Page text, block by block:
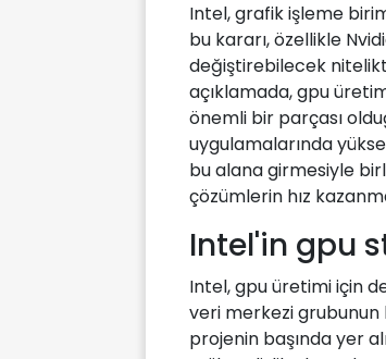
Intel, grafik işleme
bu kararı, özellikle
değiştirebilecek
açıklamada, gpu
önemli bir parçası
uygulamalarında
bu alana girmesiyle
çözümlerin hız
Intel'in gpu
Intel, gpu üretimi için
veri merkezi grubunun
projenin başında yer